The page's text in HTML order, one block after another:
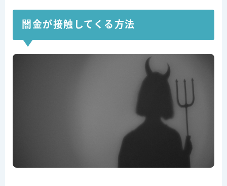
闇金が接触してくる方法